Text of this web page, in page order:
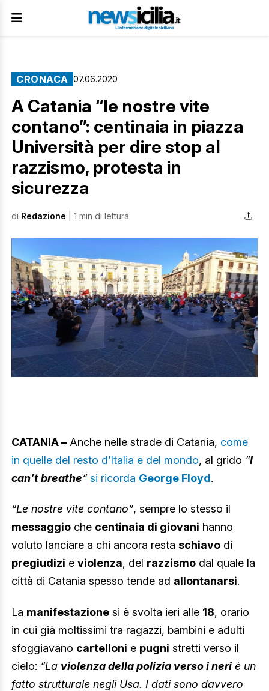
CRONACA 07.06.2020
A Catania “le nostre vite
contano”: centinaia in piazza
Università per dire stop al
razzismo, protesta in
sicurezza
di Redazione | 1 min di lettura
CATANIA – Anche nelle strade di Catania, come
in quelle del resto d’Italia e del mondo, al grido “I
can’t breathe“ si ricorda George Floyd.
“Le nostre vite contano”, sempre lo stesso il
messaggio che centinaia di giovani hanno
voluto lanciare a chi ancora resta schiavo di
pregiudizi e violenza, del razzismo dal quale la
città di Catania spesso tende ad allontanarsi.
La manifestazione si è svolta ieri alle 18, orario
in cui già moltissimi tra ragazzi, bambini e adulti
sfoggiavano cartelloni e pugni stretti verso il
cielo: “La violenza della polizia verso i neri è un
fatto strutturale negli Usa. I dati sono davvero